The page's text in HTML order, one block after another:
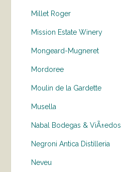
Millet Roger
Mission Estate Winery
Mongeard-Mugneret
Mordoree
Moulin de la Gardette
Musella
Nabal Bodegas & ViÃ±edos
Negroni Antica Distilleria
Neveu